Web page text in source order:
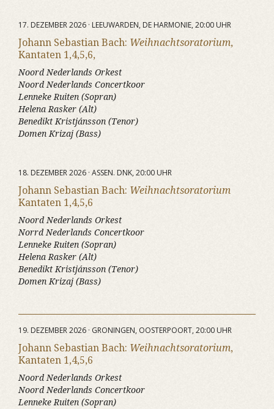
17. DEZEMBER 2026 · LEEUWARDEN, DE HARMONIE, 20:00 UHR
Johann Sebastian Bach: Weihnachtsoratorium,
Kantaten 1,4,5,6,
Noord Nederlands Orkest
Noord Nederlands Concertkoor
Lenneke Ruiten (Sopran)
Helena Rasker (Alt)
Benedikt Kristjánsson (Tenor)
Domen Krizaj (Bass)
18. DEZEMBER 2026 · ASSEN. DNK, 20:00 UHR
Johann Sebastian Bach: Weihnachtsoratorium
Kantaten 1,4,5,6
Noord Nederlands Orkest
Norrd Nederlands Concertkoor
Lenneke Ruiten (Sopran)
Helena Rasker (Alt)
Benedikt Kristjánsson (Tenor)
Domen Krizaj (Bass)
19. DEZEMBER 2026 · GRONINGEN, OOSTERPOORT, 20:00 UHR
Johann Sebastian Bach: Weihnachtsoratorium,
Kantaten 1,4,5,6
Noord Nederlands Orkest
Noord Nederlands Concertkoor
Lenneke Ruiten (Sopran)